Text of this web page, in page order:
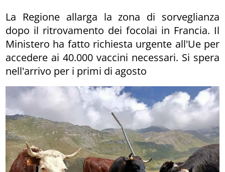
La Regione allarga la zona di sorveglianza
dopo il ritrovamento dei focolai in Francia. Il
Ministero ha fatto richiesta urgente all'Ue per
accedere ai 40.000 vaccini necessari. Si spera
nell'arrivo per i primi di agosto